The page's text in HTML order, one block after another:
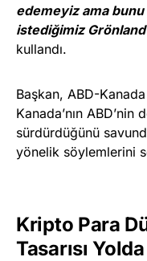
edemeyiz ama bunu
istediğimiz
kullandı.
Başkan, ABD-
Kanada’nın ABD’nin
sürdürdüğünü
yönelik söylemlerini
Kripto Para
Tasarısı Yolda